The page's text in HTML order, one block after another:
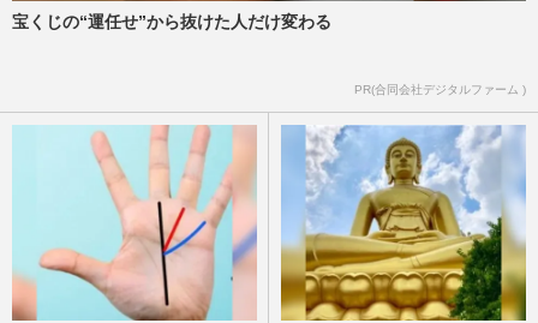
《2025年「苦手な」CMベスト5》健康被
宝くじの“運任せ”から抜けた人だけ変わる
PR(合同会社デジタルファーム )